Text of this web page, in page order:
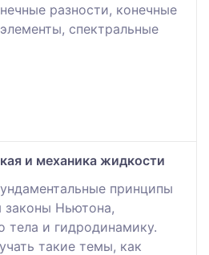
разности, конечные
спектральные
и механика жидкости
принципы
законы Ньютона,
тела и гидродинамику.
такие темы, как